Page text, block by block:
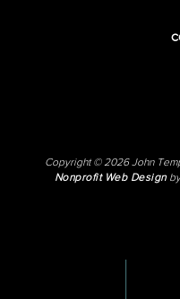
Copyright © 2026 John
Nonprofit Web Designby